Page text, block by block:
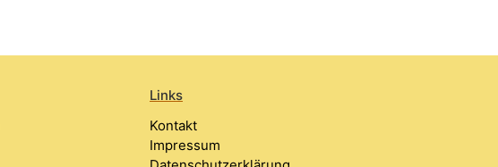
Links
Kontakt
Impressum